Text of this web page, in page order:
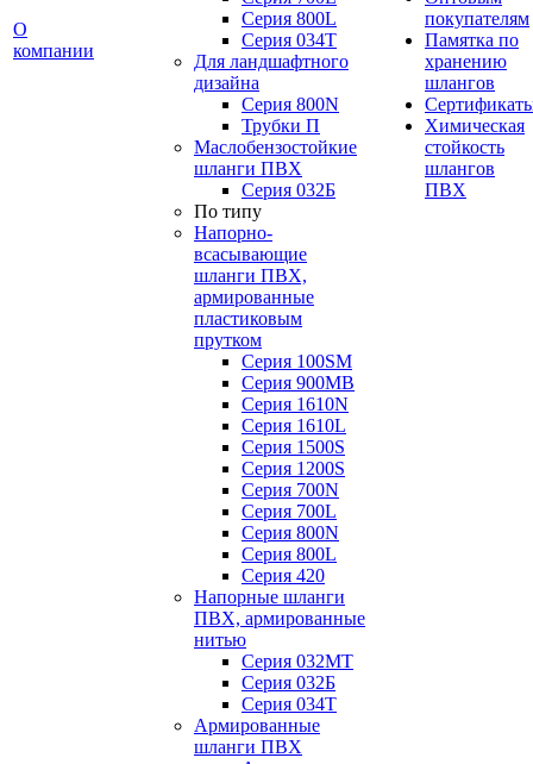
О
компании
Серия 800L
Серия 034T
Для ландшафтного
дизайна
Серия 800N
Трубки П
Маслобензостойкие
шланги ПВХ
Серия 032Б
По типу
Напорно-
всасывающие
шланги ПВХ,
армированные
пластиковым
прутком
Серия 100SM
Серия 900MB
Серия 1610N
Серия 1610L
Серия 1500S
Серия 1200S
Серия 700N
Серия 700L
Серия 800N
Серия 800L
Серия 420
Напорные шланги
ПВХ, армированные
нитью
Серия 032МТ
Серия 032Б
Серия 034Т
Армированные
шланги ПВХ
покупателям
Памятка по
хранению
шлангов
Химическая
стойкость
шлангов
ПВХ